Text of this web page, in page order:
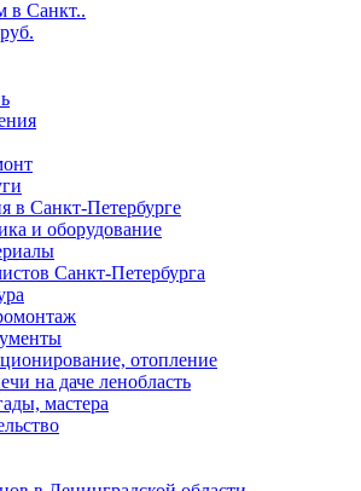
в Санкт..
в Санкт-Петербурге
и оборудование
Санкт-Петербурга
отопление
на даче ленобласть
мастера